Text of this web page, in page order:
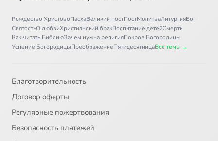
Рождество ХристовоПасхаВеликий постПостМолитваЛитургияБог
СвятостьО любвиХристианский бракВоспитание детейСмерть
Как читать БиблиюЗачем нужна религияПокров Богородицы
Успение БогородицыПреображениеПятидесятницаВсе темы →
Благотворительность
Договор оферты
Регулярные пожертвования
Безопасность платежей